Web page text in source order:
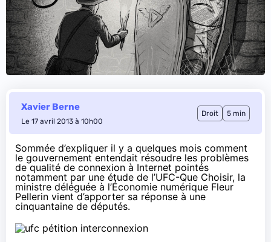
Xavier Berne
Le 17 avril 2013 à 10h00
Droit 5 min
Sommée d’expliquer il y a quelques mois comment
le gouvernement entendait résoudre les problèmes
de qualité de connexion à Internet pointés
notamment par une étude de l’UFC-Que Choisir, la
ministre déléguée à l’Économie numérique Fleur
Pellerin vient d’apporter sa réponse à une
cinquantaine de députés.